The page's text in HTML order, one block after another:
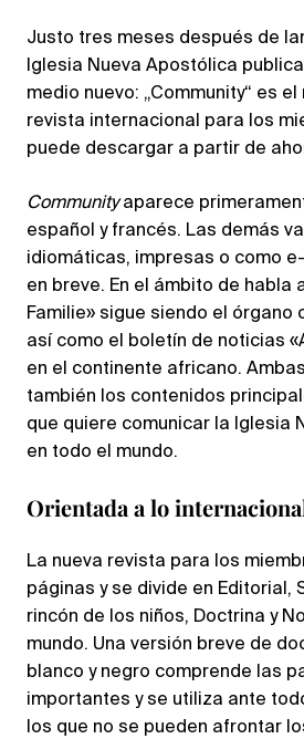
Justo tres meses después de
Iglesia Nueva Apostólica
medio nuevo: „Community“ es
revista internacional para los
puede descargar a partir de
Communityaparece
español y francés. Las demás
idiomáticas, impresas o como
en breve. En el ámbito de habla
Familie» sigue siendo el órgano
así como el boletín de noticias
en el continente africano.
también los contenidos
que quiere comunicar la Iglesia
en todo el mundo.
Orientada a lo
La nueva revista para los
páginas y se divide en Editorial,
rincón de los niños, Doctrina y
mundo. Una versión breve de
blanco y negro comprende las
importantes y se utiliza ante
los que no se pueden afrontar